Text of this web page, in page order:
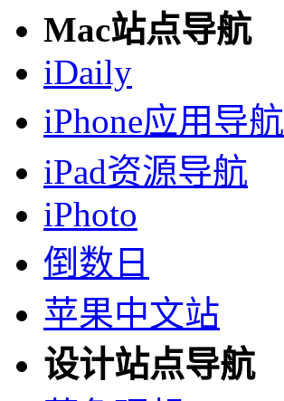
Mac站点导航
iDaily
iPhone应用导航
iPad资源导航
iPhoto
倒数日
苹果中文站
设计站点导航